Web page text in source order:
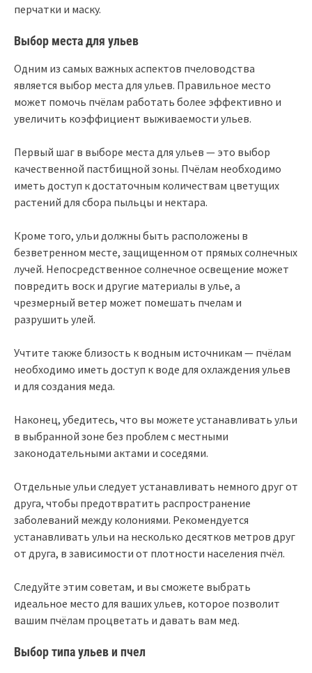
перчатки и маску.
Выбор места для ульев
Одним из самых важных аспектов пчеловодства
является выбор места для ульев. Правильное место
может помочь пчёлам работать более эффективно и
увеличить коэффициент выживаемости ульев.
Первый шаг в выборе места для ульев — это выбор
качественной пастбищной зоны. Пчёлам необходимо
иметь доступ к достаточным количествам цветущих
растений для сбора пыльцы и нектара.
Кроме того, ульи должны быть расположены в
безветренном месте, защищенном от прямых солнечных
лучей. Непосредственное солнечное освещение может
повредить воск и другие материалы в улье, а
чрезмерный ветер может помешать пчелам и
разрушить улей.
Учтите также близость к водным источникам — пчёлам
необходимо иметь доступ к воде для охлаждения ульев
и для создания меда.
Наконец, убедитесь, что вы можете устанавливать ульи
в выбранной зоне без проблем с местными
законодательными актами и соседями.
Отдельные ульи следует устанавливать немного друг от
друга, чтобы предотвратить распространение
заболеваний между колониями. Рекомендуется
устанавливать ульи на несколько десятков метров друг
от друга, в зависимости от плотности населения пчёл.
Следуйте этим советам, и вы сможете выбрать
идеальное место для ваших ульев, которое позволит
вашим пчёлам процветать и давать вам мед.
Выбор типа ульев и пчел